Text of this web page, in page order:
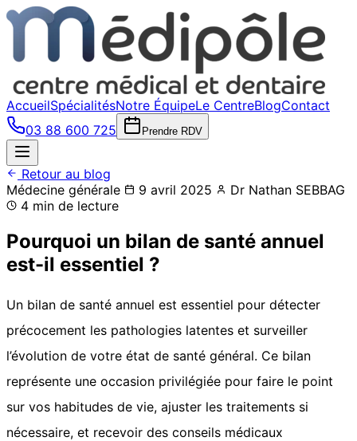
AccueilSpécialitésNotre ÉquipeLe CentreBlogContact
03 88 600 725
Prendre RDV
Retour au blog
Médecine générale
9 avril 2025
Dr Nathan SEBBAG
4 min de lecture
Pourquoi un bilan de santé annuel
est-il essentiel ?
Un bilan de santé annuel est essentiel pour détecter
précocement les pathologies latentes et surveiller
l’évolution de votre état de santé général. Ce bilan
représente une occasion privilégiée pour faire le point
sur vos habitudes de vie, ajuster les traitements si
nécessaire, et recevoir des conseils médicaux